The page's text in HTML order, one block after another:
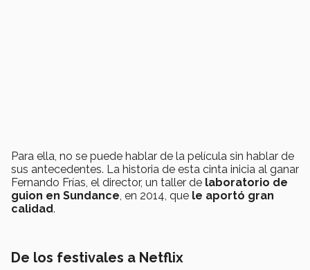
Para ella, no se puede hablar de la película sin hablar de
sus antecedentes. La historia de esta cinta inicia al ganar
Fernando Frías, el director, un taller de laboratorio de
guion en Sundance, en 2014, que le aportó gran
calidad.
De los festivales a Netflix